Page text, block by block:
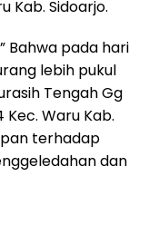
Kab. Sidoarjo.
Bahwa pada hari
lebih pukul
Tengah Gg
Kec. Waru Kab.
terhadap
dan